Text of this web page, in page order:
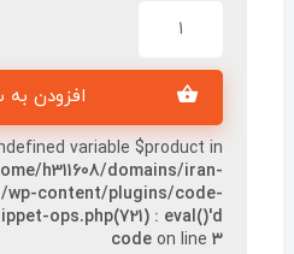
افزودن
variable $product in
h311608/domains/iran-
wp-content/plugins/code-
ops.php(721) : eval()'d
code on line۳